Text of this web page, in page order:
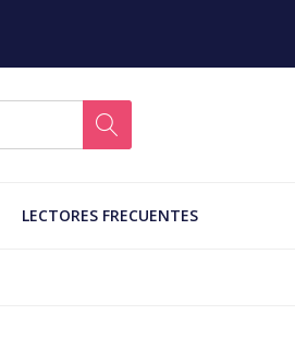
LECTORES FRECUENTES